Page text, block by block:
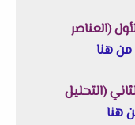
(العناصر
من هنا
(التحليل
هنا